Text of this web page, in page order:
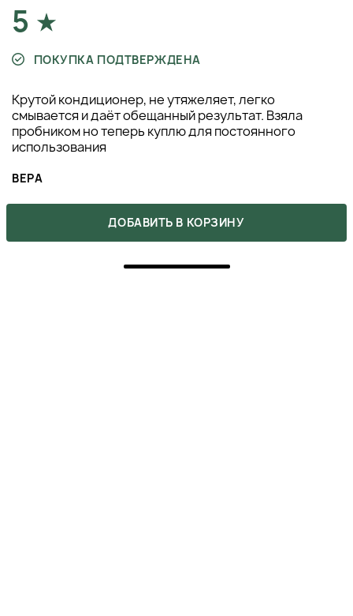
5
ПОКУПКА ПОДТВЕРЖДЕНА
Крутой кондиционер, не утяжеляет, легко
смывается и даёт обещанный результат. Взяла
пробником но теперь куплю для постоянного
использования
ВЕРА
11 декабря 2023
ОТВЕТИТЬ
ДОБАВИТЬ В КОРЗИНУ